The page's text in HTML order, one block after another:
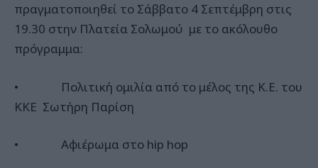
πραγματοποιηθεί το Σάββατο 4 Σεπτέμβρη στις
19.30 στην Πλατεία Σολωμού με το ακόλουθο
πρόγραμμα:
• Πολιτική ομιλία από το μέλος της K.E. του
ΚΚΕ Σωτήρη Παρίση
• Αφιέρωμα στο hip hop